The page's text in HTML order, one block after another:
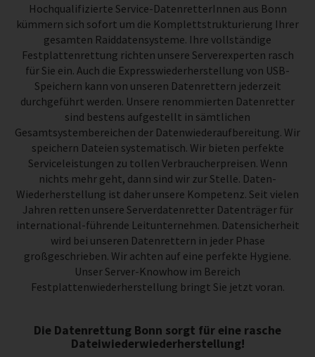
Hochqualifizierte Service-DatenretterInnen aus Bonn
kümmern sich sofort um die Komplettstrukturierung Ihrer
gesamten Raiddatensysteme. Ihre vollständige
Festplattenrettung richten unsere Serverexperten rasch
für Sie ein. Auch die Expresswiederherstellung von USB-
Speichern kann von unseren Datenrettern jederzeit
durchgeführt werden. Unsere renommierten Datenretter
sind bestens aufgestellt in sämtlichen
Gesamtsystembereichen der Datenwiederaufbereitung. Wir
speichern Dateien systematisch. Wir bieten perfekte
Serviceleistungen zu tollen Verbraucherpreisen. Wenn
nichts mehr geht, dann sind wir zur Stelle. Daten-
Wiederherstellung ist daher unsere Kompetenz. Seit vielen
Jahren retten unsere Serverdatenretter Datenträger für
international-führende Leitunternehmen. Datensicherheit
wird bei unseren Datenrettern in jeder Phase
großgeschrieben. Wir achten auf eine perfekte Hygiene.
Unser Server-Knowhow im Bereich
Festplattenwiederherstellung bringt Sie jetzt voran.
Die Datenrettung Bonn sorgt für eine rasche
Dateiwiederwiederherstellung!